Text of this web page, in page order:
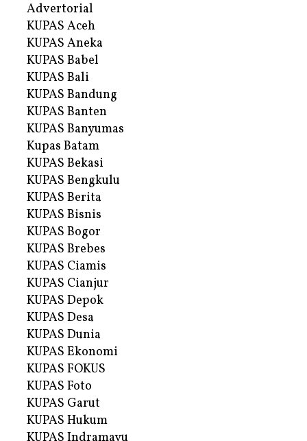
Advertorial
KUPAS Aceh
KUPAS Aneka
KUPAS Babel
KUPAS Bali
KUPAS Bandung
KUPAS Banten
KUPAS Banyumas
Kupas Batam
KUPAS Bekasi
KUPAS Bengkulu
KUPAS Berita
KUPAS Bisnis
KUPAS Bogor
KUPAS Brebes
KUPAS Ciamis
KUPAS Cianjur
KUPAS Depok
KUPAS Desa
KUPAS Dunia
KUPAS Ekonomi
KUPAS FOKUS
KUPAS Foto
KUPAS Garut
KUPAS Hukum